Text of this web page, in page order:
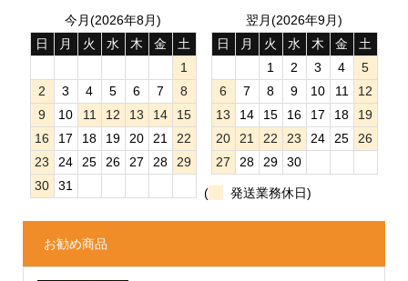
今月(2026年8月)
日
月 火 水 木 金
土
1
2
3 4 5 6 7
8
9
10 11 12 13 14
15
16
17 18 19 20 21
22
23
24 25 26 27 28
29
30
31
翌月(2026年9月)
日
月 火 水 木 金
土
1
2 3 4
5
6
7 8 9 10 11
12
13
14 15 16 17 18
19
20
21 22 23 24 25
26
27
28 29 30
( 発送業務休日)
お勧め商品